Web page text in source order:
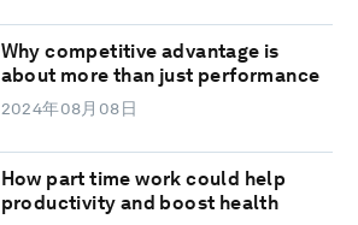
Why competitive advantage is
about more than just performance
2024年08月08日
How part time work could help
productivity and boost health